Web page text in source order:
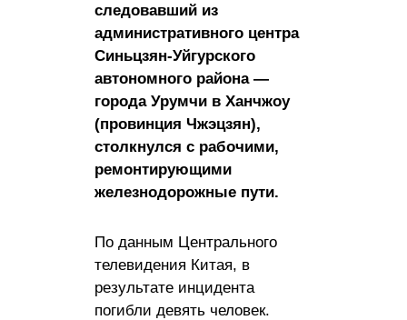
следовавший из
административного центра
Синьцзян-Уйгурского
автономного района —
города Урумчи в Ханчжоу
(провинция Чжэцзян),
столкнулся с рабочими,
ремонтирующими
железнодорожные пути.
По данным Центрального
телевидения Китая, в
результате инцидента
погибли девять человек.